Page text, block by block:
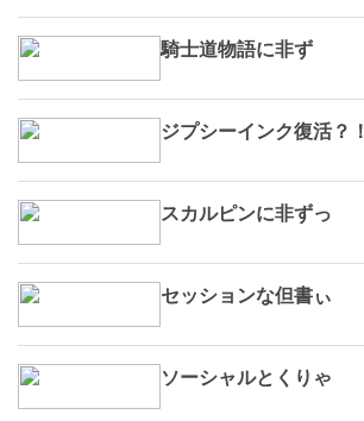
騎士道物語に非ず
ジプシーインク復活？！
スカルピンに非ずっ
セッションな但書ぃ
ソーシャルとくりゃ